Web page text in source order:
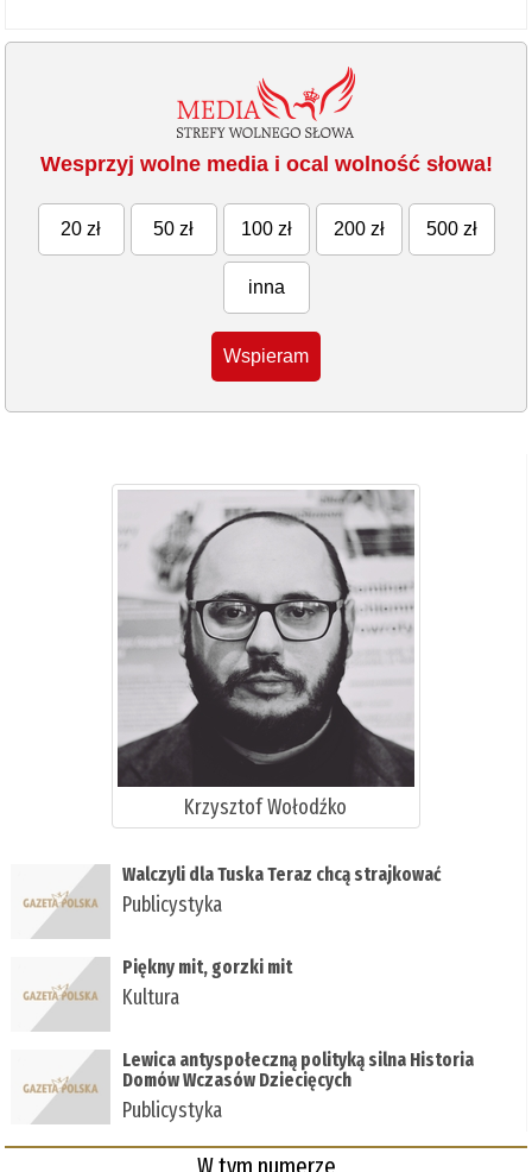
Wesprzyj wolne media i ocal wolność słowa!
20 zł 50 zł 100 zł 200 zł 500 zł
inna
Wspieram
Krzysztof Wołodźko
Walczyli dla Tuska Teraz chcą strajkować
Publicystyka
Piękny mit, gorzki mit
Kultura
Lewica antyspołeczną polityką silna Historia
Domów Wczasów Dziecięcych
Publicystyka
W tym numerze